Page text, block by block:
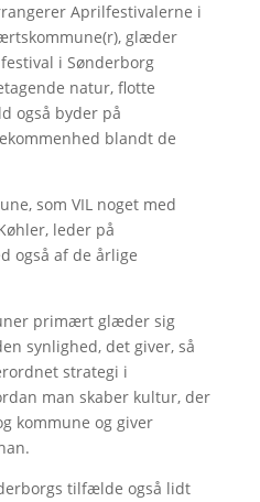
Aprilfestivalerne i
glæder
i Sønderborg
natur, flotte
også byder på
blandt de
som VIL noget med
leder på
også af de årlige
primært glæder sig
synlighed, det giver, så
strategi i
man skaber kultur, der
kommune og giver
tilfælde også lidt